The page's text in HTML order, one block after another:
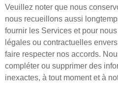
Veuillez noter que nous
nous recueillons aussi
fournir les Services et pour
légales ou contractuelles
faire respecter nos accords.
compléter ou supprimer des
inexactes, à tout moment et à